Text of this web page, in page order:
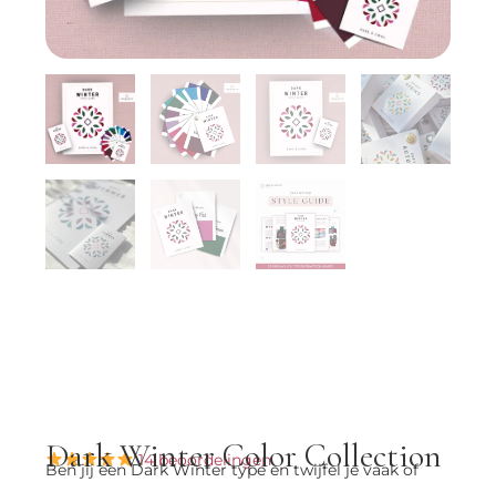
Dark Winter Color Collection
14 beoordelingen
Ben jij een Dark Winter type en twijfel je vaak of